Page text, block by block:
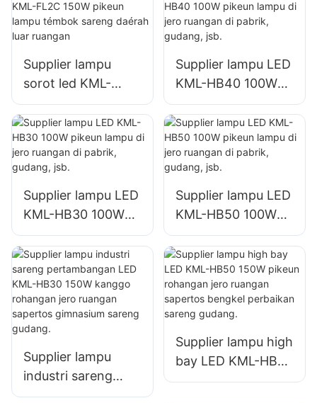
ruangan sareng
lampu signage
ruangan sareng
lampu signage
Supplier lampu
sorot led KML-
FL2C 150W pikeun
lampu témbok
sareng daérah luar
ruangan
Supplier lampu LED
KML-HB40 100W
pikeun lampu di
jero ruangan di
pabrik, gudang, jsb.
Supplier lampu LED
KML-HB30 100W
pikeun lampu di
jero ruangan di
pabrik, gudang, jsb.
Supplier lampu LED
KML-HB50 100W
pikeun lampu di
jero ruangan di
pabrik, gudang, jsb.
Supplier lampu
industri sareng
pertambangan LED
Supplier lampu high
bay LED KML-HB50
150W pikeun